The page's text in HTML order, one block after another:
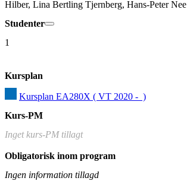
Hilber, Lina Bertling Tjernberg, Hans-Peter Nee
Studenter
1
Kursplan
Kursplan EA280X ( VT 2020 -  )
Kurs-PM
Inget kurs-PM tillagt
Obligatorisk inom program
Ingen information tillagd